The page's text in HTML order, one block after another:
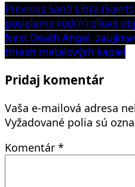
Navigácia
v
článku
Previous Previous
post:
Santi Libra
posielame rock’n’rollové
Next Next
post:
Death Angel,
thrash metalových kapiel
Pridaj komentár
Vaša e-mailová adresa
Vyžadované polia sú
Komentár *